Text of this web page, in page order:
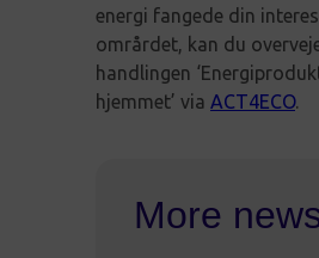
energi fangede din
områrdet, kan du
handlingen
hjemmet’ via ACT4ECO.
More